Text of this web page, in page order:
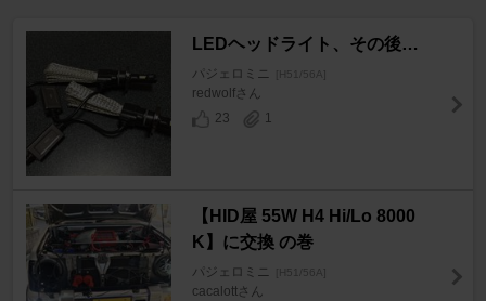
LEDヘッドライト、その後…
パジェロミニ [H51/56A]
redwolfさん
23
1
【HID屋 55W H4 Hi/Lo 8000
K】に交換 の巻
パジェロミニ [H51/56A]
cacalottさん